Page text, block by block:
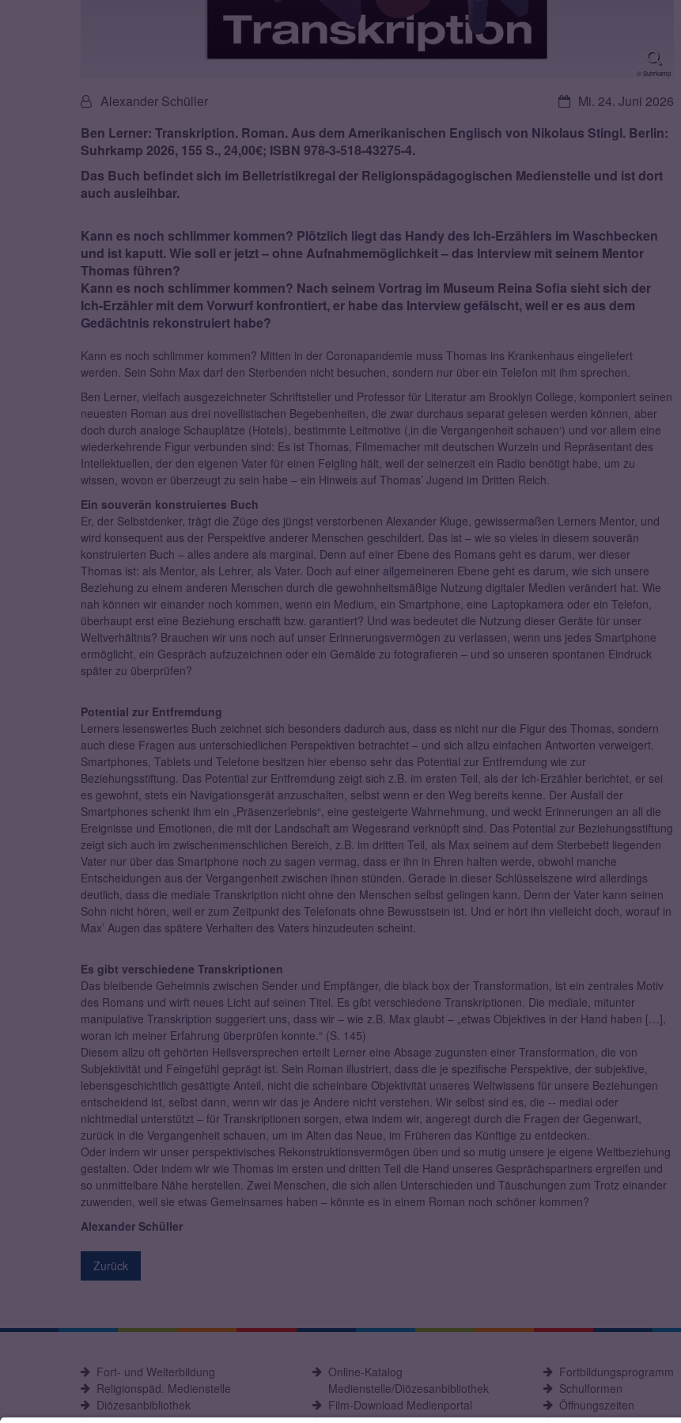
© Suhrkamp
Datum:Mi. 24. Juni 2026
Von:Alexander Schüller
Ben Lerner: Transkription. Roman. Aus dem Amerikanischen Englisch von Nikolaus Stingl. Berlin:
Suhrkamp 2026, 155 S., 24,00€; ISBN 978-3-518-43275-4.
Das Buch befindet sich im Belletristikregal der Religionspädagogischen Medienstelle und ist dort
auch ausleihbar.
Kann es noch schlimmer kommen? Plötzlich liegt das Handy des Ich-Erzählers im Waschbecken
und ist kaputt. Wie soll er jetzt – ohne Aufnahmemöglichkeit – das Interview mit seinem Mentor
Thomas führen?
Kann es noch schlimmer kommen? Nach seinem Vortrag im Museum Reina Sofia sieht sich der
Ich-Erzähler mit dem Vorwurf konfrontiert, er habe das Interview gefälscht, weil er es aus dem
Gedächtnis rekonstruiert habe?
Kann es noch schlimmer kommen? Mitten in der Coronapandemie muss Thomas ins Krankenhaus eingeliefert
werden. Sein Sohn Max darf den Sterbenden nicht besuchen, sondern nur über ein Telefon mit ihm sprechen.
Ben Lerner, vielfach ausgezeichneter Schriftsteller und Professor für Literatur am Brooklyn College, komponiert seinen
neuesten Roman aus drei novellistischen Begebenheiten, die zwar durchaus separat gelesen werden können, aber
doch durch analoge Schauplätze (Hotels), bestimmte Leitmotive (‚in die Vergangenheit schauen‘) und vor allem eine
wiederkehrende Figur verbunden sind: Es ist Thomas, Filmemacher mit deutschen Wurzeln und Repräsentant des
Intellektuellen, der den eigenen Vater für einen Feigling hält, weil der seinerzeit ein Radio benötigt habe, um zu
wissen, wovon er überzeugt zu sein habe – ein Hinweis auf Thomas’ Jugend im Dritten Reich.
Ein souverän konstruiertes Buch
Er, der Selbstdenker, trägt die Züge des jüngst verstorbenen Alexander Kluge, gewissermaßen Lerners Mentor, und
wird konsequent aus der Perspektive anderer Menschen geschildert. Das ist – wie so vieles in diesem souverän
konstruierten Buch – alles andere als marginal. Denn auf einer Ebene des Romans geht es darum, wer dieser
Thomas ist: als Mentor, als Lehrer, als Vater. Doch auf einer allgemeineren Ebene geht es darum, wie sich unsere
Beziehung zu einem anderen Menschen durch die gewohnheitsmäßige Nutzung digitaler Medien verändert hat. Wie
nah können wir einander noch kommen, wenn ein Medium, ein Smartphone, eine Laptopkamera oder ein Telefon,
überhaupt erst eine Beziehung erschafft bzw. garantiert? Und was bedeutet die Nutzung dieser Geräte für unser
Weltverhältnis? Brauchen wir uns noch auf unser Erinnerungsvermögen zu verlassen, wenn uns jedes Smartphone
ermöglicht, ein Gespräch aufzuzeichnen oder ein Gemälde zu fotografieren – und so unseren spontanen Eindruck
später zu überprüfen?
Potential zur Entfremdung
Lerners lesenswertes Buch zeichnet sich besonders dadurch aus, dass es nicht nur die Figur des Thomas, sondern
auch diese Fragen aus unterschiedlichen Perspektiven betrachtet – und sich allzu einfachen Antworten verweigert.
Smartphones, Tablets und Telefone besitzen hier ebenso sehr das Potential zur Entfremdung wie zur
Beziehungsstiftung. Das Potential zur Entfremdung zeigt sich z.B. im ersten Teil, als der Ich-Erzähler berichtet, er sei
es gewohnt, stets ein Navigationsgerät anzuschalten, selbst wenn er den Weg bereits kenne. Der Ausfall der
Smartphones schenkt ihm ein „Präsenzerlebnis“, eine gesteigerte Wahrnehmung, und weckt Erinnerungen an all die
Ereignisse und Emotionen, die mit der Landschaft am Wegesrand verknüpft sind. Das Potential zur Beziehungsstiftung
zeigt sich auch im zwischenmenschlichen Bereich, z.B. im dritten Teil, als Max seinem auf dem Sterbebett liegenden
Vater nur über das Smartphone noch zu sagen vermag, dass er ihn in Ehren halten werde, obwohl manche
Entscheidungen aus der Vergangenheit zwischen ihnen stünden. Gerade in dieser Schlüsselszene wird allerdings
deutlich, dass die mediale Transkription nicht ohne den Menschen selbst gelingen kann. Denn der Vater kann seinen
Sohn nicht hören, weil er zum Zeitpunkt des Telefonats ohne Bewusstsein ist. Und er hört ihn vielleicht doch, worauf in
Max’ Augen das spätere Verhalten des Vaters hinzudeuten scheint.
Es gibt verschiedene Transkriptionen
Das bleibende Geheimnis zwischen Sender und Empfänger, die black box der Transformation, ist ein zentrales Motiv
des Romans und wirft neues Licht auf seinen Titel. Es gibt verschiedene Transkriptionen. Die mediale, mitunter
manipulative Transkription suggeriert uns, dass wir – wie z.B. Max glaubt – „etwas Objektives in der Hand haben […],
woran ich meiner Erfahrung überprüfen konnte.“ (S. 145)
Diesem allzu oft gehörten Heilsversprechen erteilt Lerner eine Absage zugunsten einer Transformation, die von
Subjektivität und Feingefühl geprägt ist. Sein Roman illustriert, dass die je spezifische Perspektive, der subjektive,
lebensgeschichtlich gesättigte Anteil, nicht die scheinbare Objektivität unseres Weltwissens für unsere Beziehungen
entscheidend ist, selbst dann, wenn wir das je Andere nicht verstehen. Wir selbst sind es, die -- medial oder
nichtmedial unterstützt – für Transkriptionen sorgen, etwa indem wir, angeregt durch die Fragen der Gegenwart,
zurück in die Vergangenheit schauen, um im Alten das Neue, im Früheren das Künftige zu entdecken.
Oder indem wir unser perspektivisches Rekonstruktionsvermögen üben und so mutig unsere je eigene Weltbeziehung
gestalten. Oder indem wir wie Thomas im ersten und dritten Teil die Hand unseres Gesprächspartners ergreifen und
so unmittelbare Nähe herstellen. Zwei Menschen, die sich allen Unterschieden und Täuschungen zum Trotz einander
zuwenden, weil sie etwas Gemeinsames haben – könnte es in einem Roman noch schöner kommen?
Alexander Schüller
Zurück
Fort- und Weiterbildung
Religionspäd. Medienstelle
Diözesanbibliothek
Online-Katalog
Medienstelle/Diözesanbibliothek
Film-Download Medienportal
Fortbildungsprogramm
Schulformen
Öffnungszeiten